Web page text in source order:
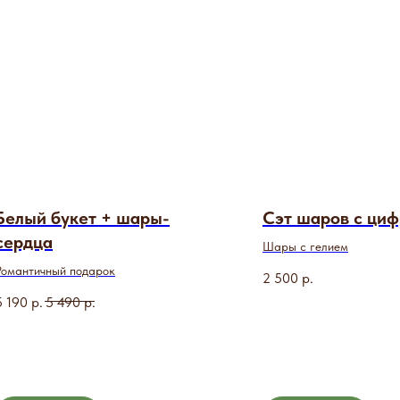
букет + шары-
подарок
190 р. 5 490 р.
Сэт шаров с
Шары с гелием
2 500 р.